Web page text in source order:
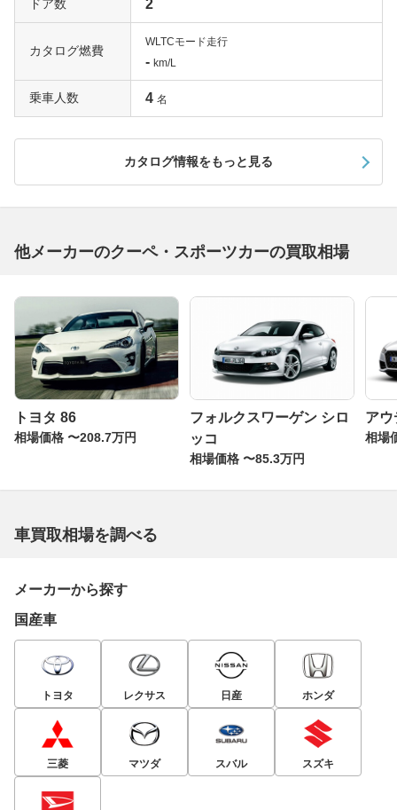
ドア数 2
カタログ燃費
WLTCモード走行
- km/L
乗車人数 4 名
カタログ情報をもっと見る
他メーカーのクーペ・スポーツカーの買取相場
トヨタ 86
相場価格 〜208.7万円
フォルクスワーゲン シロ
ッコ
相場価格 〜85.3万円
アウ
相場
車買取相場を調べる
メーカーから探す
国産車
トヨタ レクサス 日産 ホンダ
三菱 マツダ スバル スズキ